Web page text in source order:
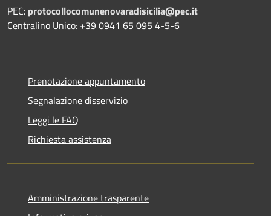
PEC: protocollocomunenovaradisicilia@pec.it
Centralino Unico: +39 0941 65 095 4-5-6
Prenotazione appuntamento
Segnalazione disservizio
Leggi le FAQ
Richiesta assistenza
Amministrazione trasparente